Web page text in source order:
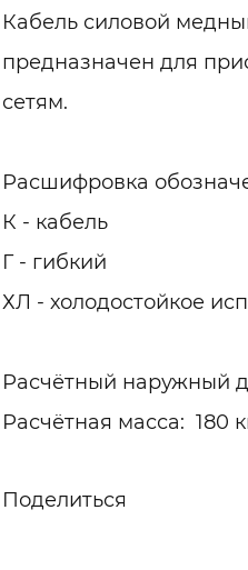
Кабель силовой
предназначен для
сетям.
Расшифровка
К - кабель
Г - гибкий
ХЛ - холодостойкое
Расчётный наружный
Расчётная масса: 180
Поделиться